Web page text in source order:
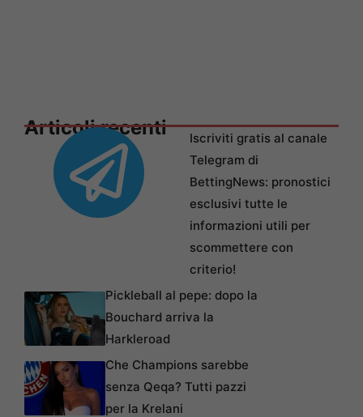
Articoli recenti
Iscriviti gratis al canale
Telegram di
BettingNews: pronostici
esclusivi tutte le
informazioni utili per
scommettere con
criterio!
Pickleball al pepe: dopo la
Bouchard arriva la
Harkleroad
Che Champions sarebbe
senza Qeqa? Tutti pazzi
per la Krelani